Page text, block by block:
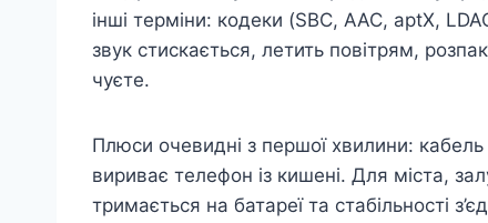
інші терміни: кодеки (SBC, AAC, aptX,
звук стискається, летить повітрям,
чуєте.
Плюси очевидні з першої хвилини:
вириває телефон із кишені. Для міста,
тримається на батареї та стабільності